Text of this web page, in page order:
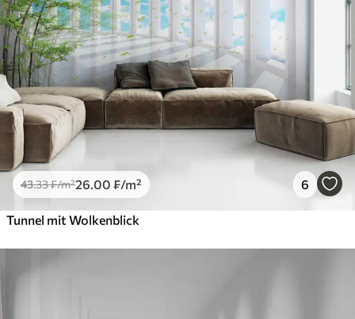
43.33₣/m²26.00 ₣/m² 6
Tunnel mit Wolkenblick